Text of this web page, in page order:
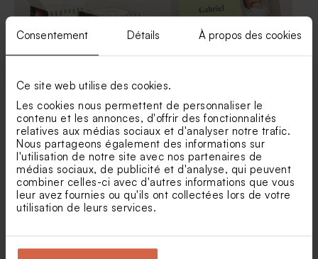
Consentement Détails À propos des cookies
Ce site web utilise des cookies.
Les cookies nous permettent de personnaliser le
contenu et les annonces, d'offrir des fonctionnalités
relatives aux médias sociaux et d'analyser notre trafic.
Nous partageons également des informations sur
l'utilisation de notre site avec nos partenaires de
médias sociaux, de publicité et d'analyse, qui peuvent
combiner celles-ci avec d'autres informations que vous
leur avez fournies ou qu'ils ont collectées lors de votre
utilisation de leurs services.
Bougie en verre baptême et
liège
Contenant à dragées cube
baptême rayé effet vintage
Etui à dragées baptême
coeur petit garçon